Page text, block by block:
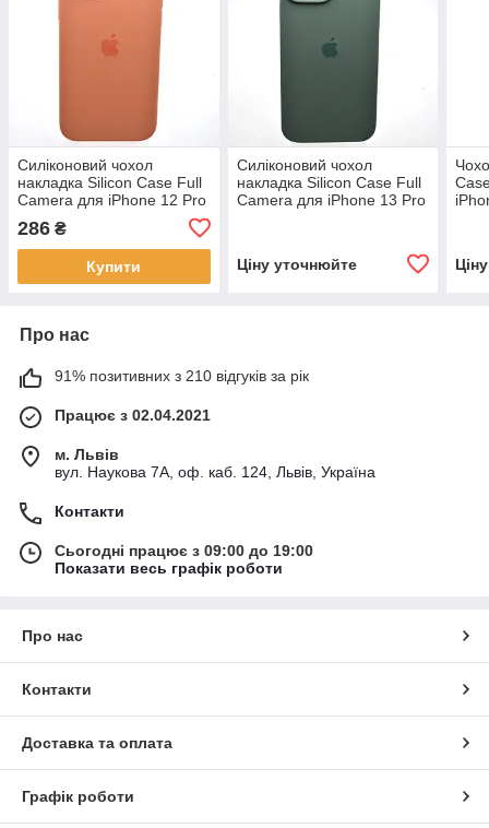
Силіконовий чохол
накладка Silicon Case Full
Camera для iPhone 12 Pro
286 ₴
Купити
Силіконовий чохол
накладка Silicon Case Full
Camera для iPhone 13 Pro
Ціну уточнюйте
Про нас
91% позитивних з 210 відгуків за рік
Працює з 02.04.2021
м. Львів
вул. Наукова 7А, оф. каб. 124, Львів, Україна
Контакти
Сьогодні працює з 09:00 до 19:00
Показати весь графік роботи
Про нас
Контакти
Доставка та оплата
Графік роботи